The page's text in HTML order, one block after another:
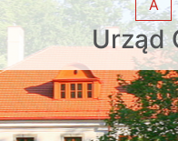
Urząd
A